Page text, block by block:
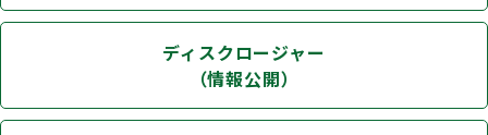
ディスクロージャー
（情報公開）